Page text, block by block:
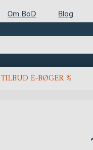
Om BoD Blog
TILBUD E-BØGER %